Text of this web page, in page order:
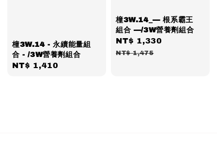
橦3W.14 - 永續能量組
合 - /3W營養劑組合
Regular
NT$ 1,410
橦3W.14_— 根系霸王
組合 —/3W營養劑組合
Sale
price
NT$ 1,330
NT$ 1,475